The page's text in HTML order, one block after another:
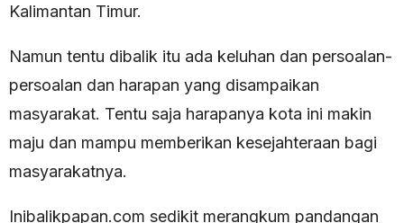
Kalimantan Timur.
Namun tentu dibalik itu ada keluhan dan persoalan-
persoalan dan harapan yang disampaikan
masyarakat. Tentu saja harapanya kota ini makin
maju dan mampu memberikan kesejahteraan bagi
masyarakatnya.
Inibalikpapan.com sedikit merangkum pandangan